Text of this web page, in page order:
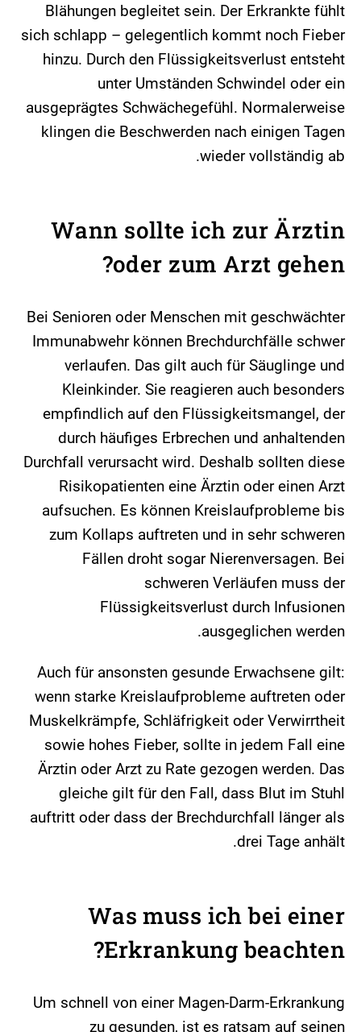
Blähungen begleitet sein. Der Erkrankte fühlt
sich schlapp – gelegentlich kommt noch Fieber
hinzu. Durch den Flüssigkeitsverlust entsteht
unter Umständen Schwindel oder ein
ausgeprägtes Schwächegefühl. Normalerweise
klingen die Beschwerden nach einigen Tagen
wieder vollständig ab.
Wann sollte ich zur Ärztin
oder zum Arzt gehen?
Bei Senioren oder Menschen mit geschwächter
Immunabwehr können Brechdurchfälle schwer
verlaufen. Das gilt auch für Säuglinge und
Kleinkinder. Sie reagieren auch besonders
empfindlich auf den Flüssigkeitsmangel, der
durch häufiges Erbrechen und anhaltenden
Durchfall verursacht wird. Deshalb sollten diese
Risikopatienten eine Ärztin oder einen Arzt
aufsuchen. Es können Kreislaufprobleme bis
zum Kollaps auftreten und in sehr schweren
Fällen droht sogar Nierenversagen. Bei
schweren Verläufen muss der
Flüssigkeitsverlust durch Infusionen
ausgeglichen werden.
Auch für ansonsten gesunde Erwachsene gilt:
wenn starke Kreislaufprobleme auftreten oder
Muskelkrämpfe, Schläfrigkeit oder Verwirrtheit
sowie hohes Fieber, sollte in jedem Fall eine
Ärztin oder Arzt zu Rate gezogen werden. Das
gleiche gilt für den Fall, dass Blut im Stuhl
auftritt oder dass der Brechdurchfall länger als
drei Tage anhält.
Was muss ich bei einer
Erkrankung beachten?
Um schnell von einer Magen-Darm-Erkrankung
zu gesunden, ist es ratsam auf seinen